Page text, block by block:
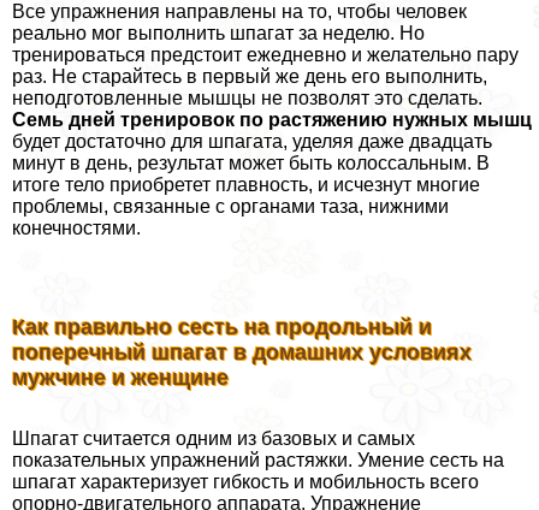
Все упражнения направлены на то, чтобы человек
реально мог выполнить шпагат за неделю. Но
тренироваться предстоит ежедневно и желательно пару
раз. Не старайтесь в первый же день его выполнить,
неподготовленные мышцы не позволят это сделать.
Семь дней тренировок по растяжению нужных мышц
будет достаточно для шпагата, уделяя даже двадцать
минут в день, результат может быть колоссальным. В
итоге тело приобретет плавность, и исчезнут многие
проблемы, связанные с органами таза, нижними
конечностями.
Как правильно сесть на продольный и
поперечный шпагат в домашних условиях
мужчине и женщине
Шпагат считается одним из базовых и самых
показательных упражнений растяжки. Умение сесть на
шпагат хаpaктеризует гибкость и мобильность всего
опopно-двигательного аппарата. Упражнение